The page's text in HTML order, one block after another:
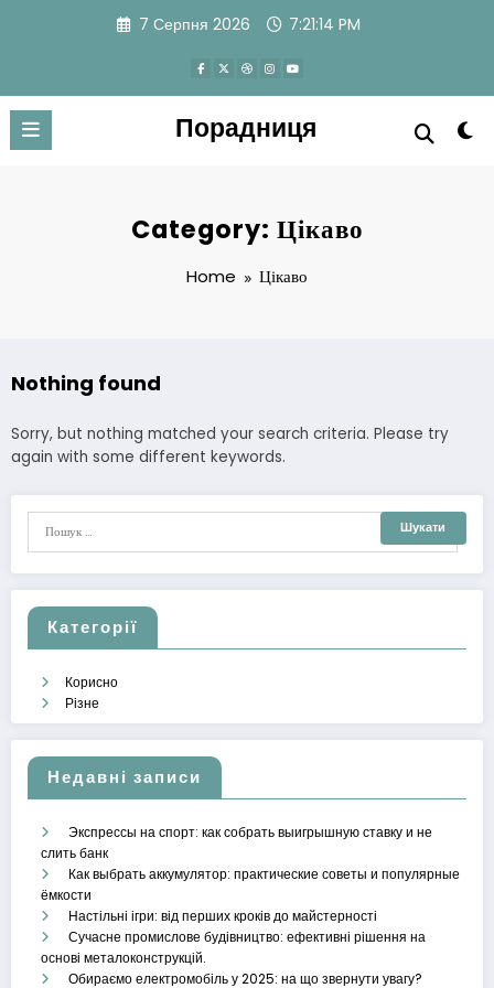
7 Серпня 2026 7:21:14 PM
Порадниця
Category: Цікаво
Home Цікаво
Nothing found
Sorry, but nothing matched your search criteria. Please try
again with some different keywords.
Категорії
Корисно
Різне
Недавні записи
Экспрессы на спорт: как собрать выигрышную ставку и не
слить банк
Как выбрать аккумулятор: практические советы и популярные
ёмкости
Настільні ігри: від перших кроків до майстерності
Сучасне промислове будівництво: ефективні рішення на
основі металоконструкцій.
Обираємо електромобіль у 2025: на що звернути увагу?